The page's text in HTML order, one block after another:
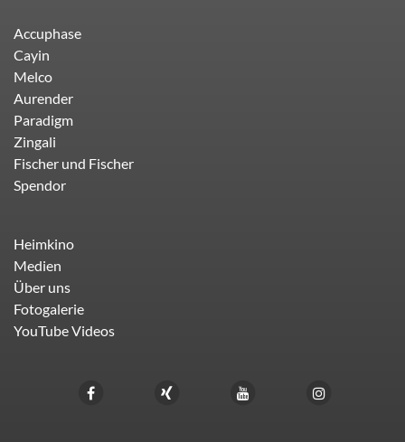
Accuphase
Cayin
Melco
Aurender
Paradigm
Zingali
Fischer und Fischer
Spendor
Heimkino
Medien
Über uns
Fotogalerie
YouTube Videos